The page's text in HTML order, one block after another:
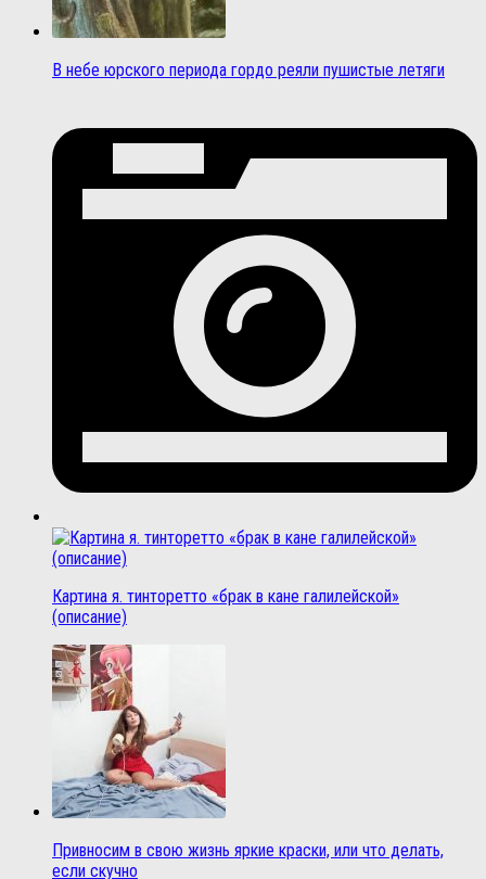
В небе юрского периода гордо реяли пушистые летяги
Картина я. тинторетто «брак в кане галилейской»
(описание)
Привносим в свою жизнь яркие краски, или что делать,
если скучно